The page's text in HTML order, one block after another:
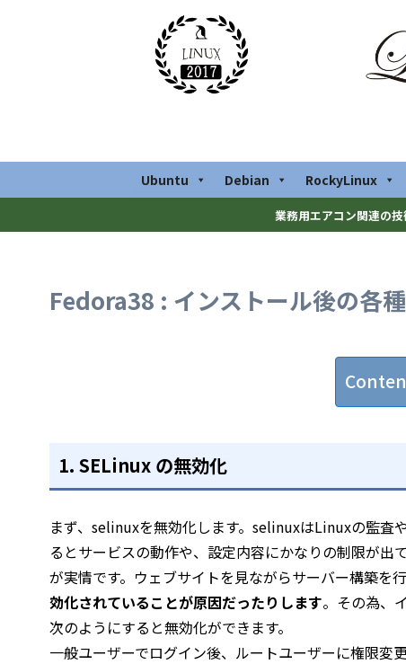
Ubuntu Debian RockyLinux
業務用エアコン関連の
Fedora38 : インストール後の各
1. SELinux の無効化
まず、selinuxを無効化します。selinuxはLinuxの監査
るとサービスの動作や、設定内容にかなりの制限が出
が実情です。ウェブサイトを見ながらサーバー構築を行
効化されていることが原因だったりします。その為、
次のようにすると無効化ができます。
一般ユーザーでログイン後、ルートユーザーに権限変